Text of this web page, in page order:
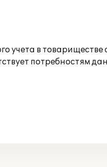
учета в
потребностям